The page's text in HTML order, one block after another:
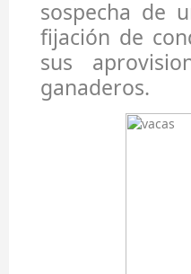
sospecha de
fijación de
sus
ganaderos.